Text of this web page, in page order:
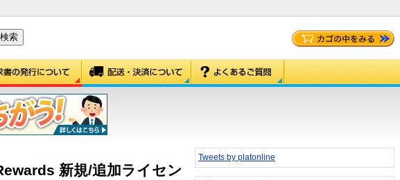
新規/追加ライセン
Tweets by platonline